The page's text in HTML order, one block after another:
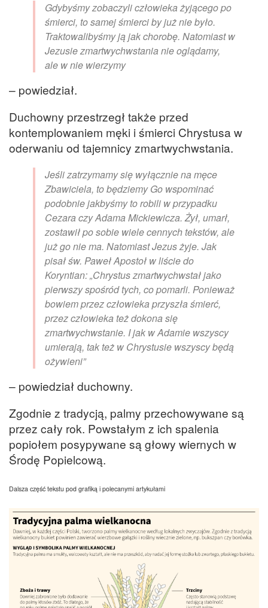
Gdybyśmy zobaczyli człowieka żyjącego po
śmierci, to samej śmierci by już nie było.
Traktowalibyśmy ją jak chorobę. Natomiast w
Jezusie zmartwychwstania nie oglądamy,
ale w nie wierzymy
– powiedział.
Duchowny przestrzegł także przed
kontemplowaniem męki i śmierci Chrystusa w
oderwaniu od tajemnicy zmartwychwstania.
Jeśli zatrzymamy się wyłącznie na męce
Zbawiciela, to będziemy Go wspominać
podobnie jakbyśmy to robili w przypadku
Cezara czy Adama Mickiewicza. Żył, umarł,
zostawił po sobie wiele cennych tekstów, ale
już go nie ma. Natomiast Jezus żyje. Jak
pisał św. Paweł Apostoł w liście do
Koryntian: „Chrystus zmartwychwstał jako
pierwszy spośród tych, co pomarli. Ponieważ
bowiem przez człowieka przyszła śmierć,
przez człowieka też dokona się
zmartwychwstanie. I jak w Adamie wszyscy
umierają, tak też w Chrystusie wszyscy będą
ożywieni”
– powiedział duchowny.
Zgodnie z tradycją, palmy przechowywane są
przez cały rok. Powstałym z ich spalenia
popiołem posypywane są głowy wiernych w
Środę Popielcową.
Dalsza część tekstu pod grafiką i polecanymi artykułami